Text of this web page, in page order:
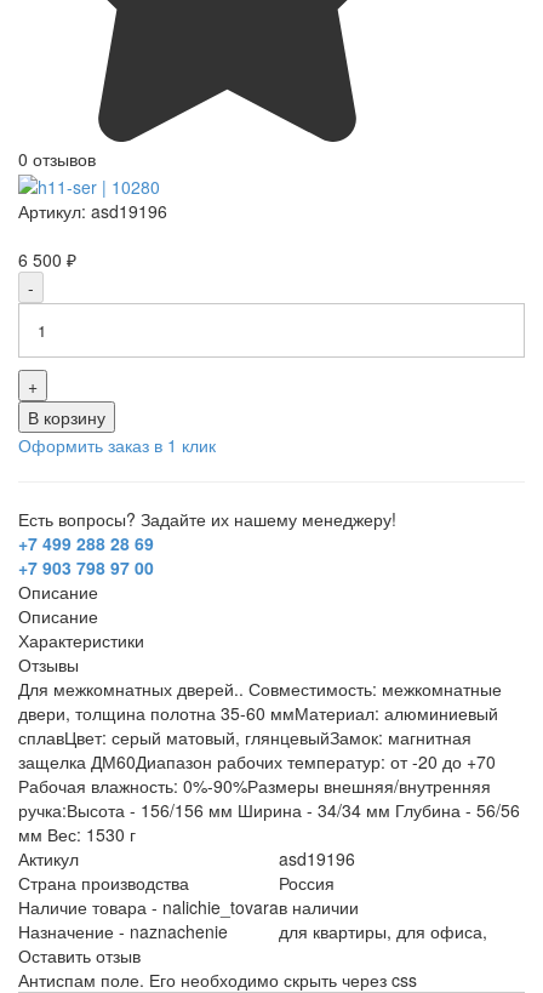
0 отзывов
Артикул: asd19196
6 500 ₽
-
+
В корзину
Оформить заказ в 1 клик
Есть вопросы? Задайте их нашему менеджеру!
+7 499 288 28 69
+7 903 798 97 00
Описание
Описание
Характеристики
Отзывы
Для межкомнатных дверей.. Совместимость: межкомнатные
двери, толщина полотна 35-60 ммМатериал: алюминиевый
сплавЦвет: серый матовый, глянцевыйЗамок: магнитная
защелка ДМ60Диапазон рабочих температур: от -20 до +70
Рабочая влажность: 0%-90%Размеры внешняя/внутренняя
ручка:Высота - 156/156 мм Ширина - 34/34 мм Глубина - 56/56
мм Вес: 1530 г
Актикул
asd19196
Страна производства
Россия
Наличие товара - nalichie_tovaraв наличии
Назначение - naznachenie
для квартиры, для офиса,
Оставить отзыв
Антиспам поле. Его необходимо скрыть через css